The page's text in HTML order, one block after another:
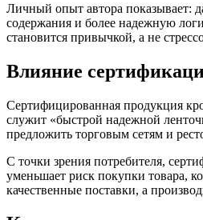
Личный опыт автора показывает:
содержания и более надежную
становится привычкой, а не
Влияние
Сертифицированная продукция
служит «быстрой надежной
предложить торговым сетям и
С точки зрения потребителя,
уменьшает риск покупки товара,
качественные поставки, а